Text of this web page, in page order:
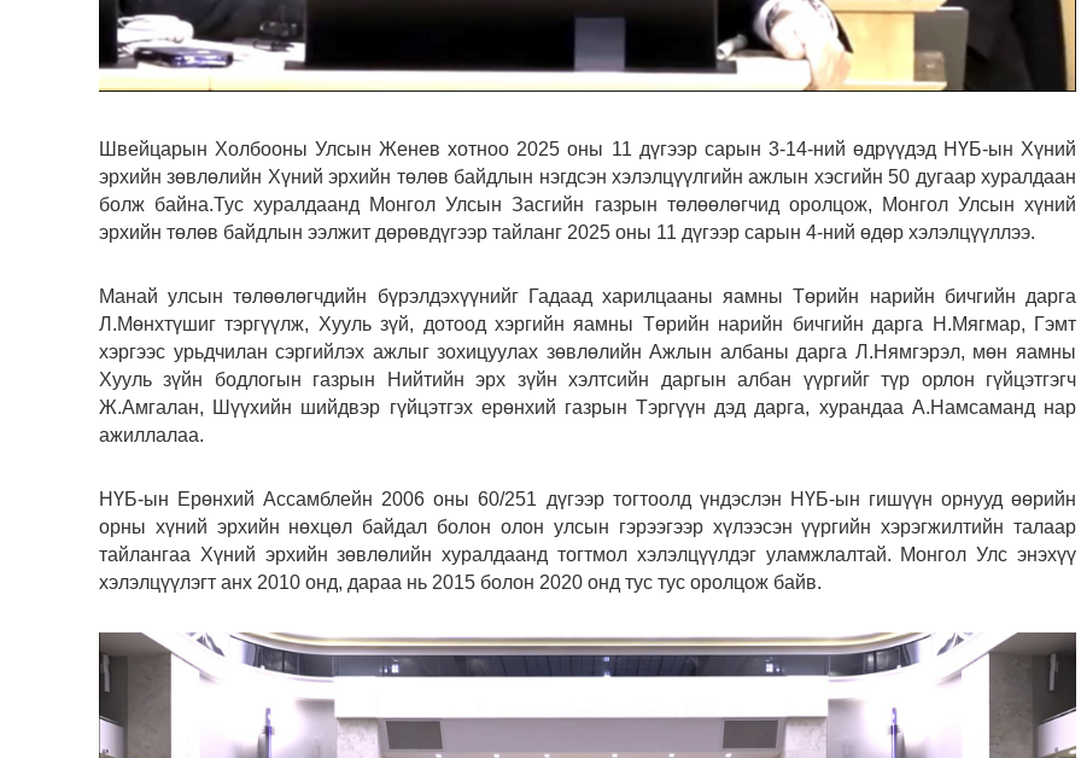
Швейцарын Холбооны Улсын Женев хотноо 2025 оны 11 дүгээр сарын 3-14-ний өдрүүдэд НҮБ-ын Хүний
эрхийн зөвлөлийн Хүний эрхийн төлөв байдлын нэгдсэн хэлэлцүүлгийн ажлын хэсгийн 50 дугаар хуралдаан
болж байна.Тус хуралдаанд Монгол Улсын Засгийн газрын төлөөлөгчид оролцож, Монгол Улсын хүний
эрхийн төлөв байдлын ээлжит дөрөвдүгээр тайланг 2025 оны 11 дүгээр сарын 4-ний өдөр хэлэлцүүллээ.
Манай улсын төлөөлөгчдийн бүрэлдэхүүнийг Гадаад харилцааны яамны Төрийн нарийн бичгийн дарга
Л.Мөнхтүшиг тэргүүлж, Хууль зүй, дотоод хэргийн яамны Төрийн нарийн бичгийн дарга Н.Мягмар, Гэмт
хэргээс урьдчилан сэргийлэх ажлыг зохицуулах зөвлөлийн Ажлын албаны дарга Л.Нямгэрэл, мөн яамны
Хууль зүйн бодлогын газрын Нийтийн эрх зүйн хэлтсийн даргын албан үүргийг түр орлон гүйцэтгэгч
Ж.Амгалан, Шүүхийн шийдвэр гүйцэтгэх ерөнхий газрын Тэргүүн дэд дарга, хурандаа А.Намсаманд нар
ажиллалаа.
НҮБ-ын Ерөнхий Ассамблейн 2006 оны 60/251 дүгээр тогтоолд үндэслэн НҮБ-ын гишүүн орнууд өөрийн
орны хүний эрхийн нөхцөл байдал болон олон улсын гэрээгээр хүлээсэн үүргийн хэрэгжилтийн талаар
тайлангаа Хүний эрхийн зөвлөлийн хуралдаанд тогтмол хэлэлцүүлдэг уламжлалтай. Монгол Улс энэхүү
хэлэлцүүлэгт анх 2010 онд, дараа нь 2015 болон 2020 онд тус тус оролцож байв.